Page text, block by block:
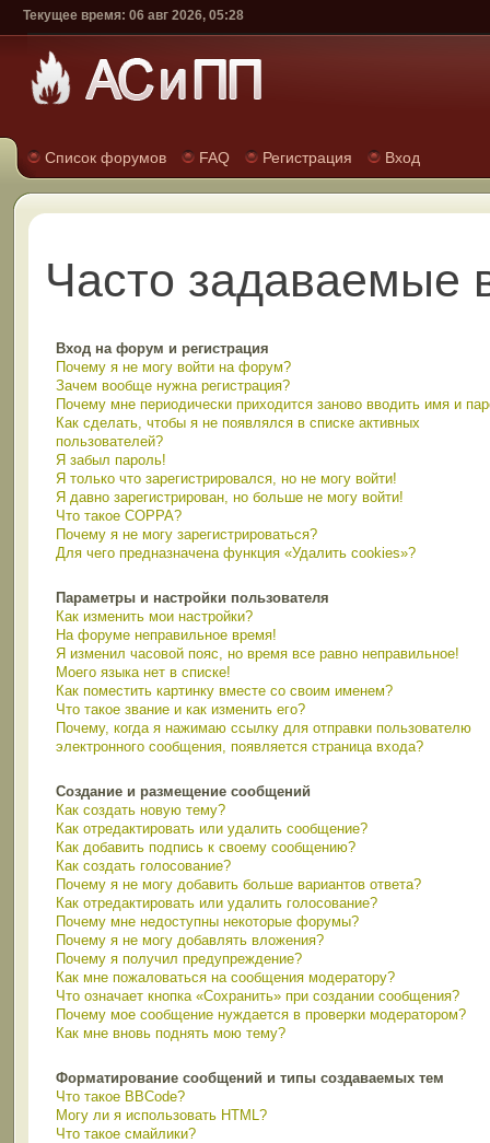
Текущее время: 06 авг 2026, 05:28
Список форумов FAQ Регистрация Вход
Часто задаваемые
Вход на форум и регистрация
Почему я не могу войти на форум?
Зачем вообще нужна регистрация?
Почему мне периодически приходится заново вводить имя и
Как сделать, чтобы я не появлялся в списке активных
пользователей?
Я забыл пароль!
Я только что зарегистрировался, но не могу войти!
Я давно зарегистрирован, но больше не могу войти!
Что такое COPPA?
Почему я не могу зарегистрироваться?
Для чего предназначена функция «Удалить cookies»?
Параметры и настройки пользователя
Как изменить мои настройки?
На форуме неправильное время!
Я изменил часовой пояс, но время все равно неправильное!
Моего языка нет в списке!
Как поместить картинку вместе со своим именем?
Что такое звание и как изменить его?
Почему, когда я нажимаю ссылку для отправки пользователю
электронного сообщения, появляется страница входа?
Создание и размещение сообщений
Как создать новую тему?
Как отредактировать или удалить сообщение?
Как добавить подпись к своему сообщению?
Как создать голосование?
Почему я не могу добавить больше вариантов ответа?
Как отредактировать или удалить голосование?
Почему мне недоступны некоторые форумы?
Почему я не могу добавлять вложения?
Почему я получил предупреждение?
Как мне пожаловаться на сообщения модератору?
Что означает кнопка «Сохранить» при создании сообщения?
Почему мое сообщение нуждается в проверки модератором?
Как мне вновь поднять мою тему?
Форматирование сообщений и типы создаваемых тем
Что такое BBCode?
Могу ли я использовать HTML?
Что такое смайлики?